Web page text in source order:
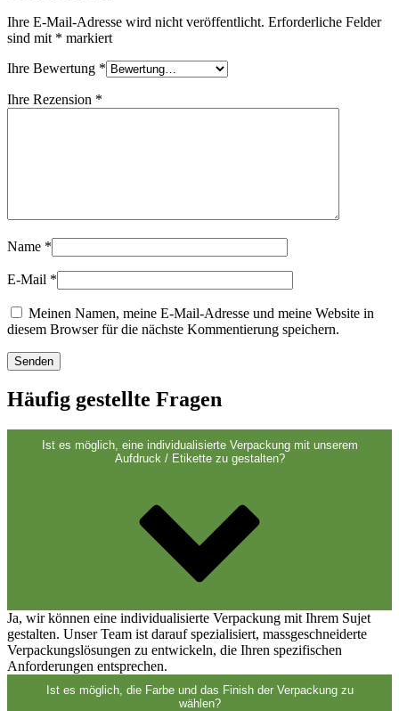
Lebensmittel(483)
Nachhaltig
Spirituosenflaschen
Sprüher(18)
Tanks(2)
Weinflaschen und Sektflaschen
Ihre E-Mail-Adresse wird nicht veröffentlicht. Erforderliche Felder
sind mit * markiert
Ihre Bewertung *
Ihre Rezension *
Name *
E-Mail *
Meinen Namen, meine E-Mail-Adresse und meine Website in
diesem Browser für die nächste Kommentierung speichern.
Häufig gestellte Fragen
Ist es möglich, eine individualisierte Verpackung mit unserem
Aufdruck / Etikette zu gestalten?
Ja, wir können eine individualisierte Verpackung mit Ihrem Sujet
gestalten. Unser Team ist darauf spezialisiert, massgeschneiderte
Verpackungslösungen zu entwickeln, die Ihren spezifischen
Anforderungen entsprechen.
Ist es möglich, die Farbe und das Finish der Verpackung zu
wählen?